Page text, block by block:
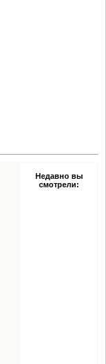
Недавно вы
смотрели: